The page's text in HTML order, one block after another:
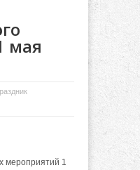
мая
мероприятий 1